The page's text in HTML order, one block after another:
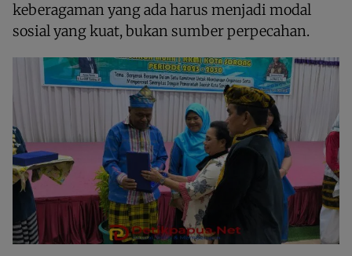
keberagaman yang ada harus menjadi modal
sosial yang kuat, bukan sumber perpecahan.